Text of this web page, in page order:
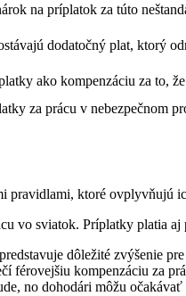
na príplatok za túto
dodatočný plat, ktorý
ako kompenzáciu za to,
za prácu v nebezpečnom
pravidlami, ktoré ovplyvňujú
vo sviatok. Príplatky platia aj
dôležité zvýšenie
férovejšiu kompenzáciu za
no dohodári môžu očakávať